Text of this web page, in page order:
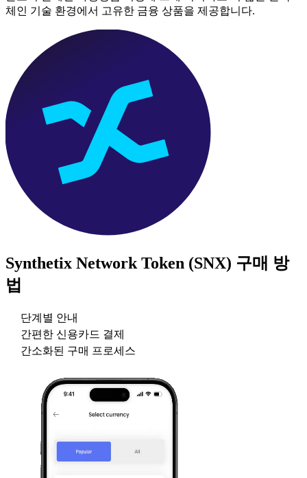
체인 기술 환경에서 고유한 금융 상품을 제공합니다.
Synthetix Network Token (SNX) 구매 방
법
단계별 안내
간편한 신용카드 결제
간소화된 구매 프로세스